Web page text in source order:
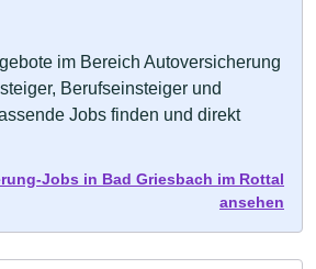
im Bereich Autoversicherung
Berufseinsteiger und
Jobs finden und direkt
Jobs in Bad Griesbach im Rottal
ansehen